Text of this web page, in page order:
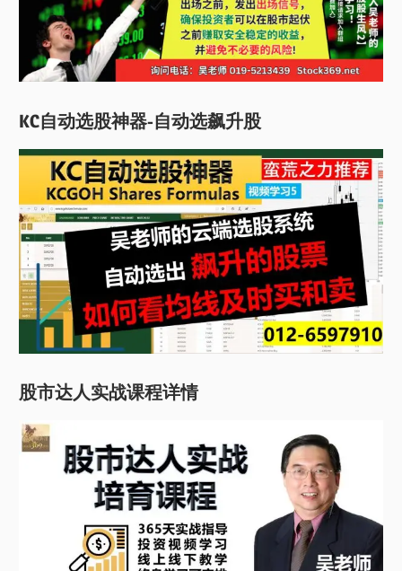
KC自动选股神器-自动选飙升股
股市达人实战课程详情